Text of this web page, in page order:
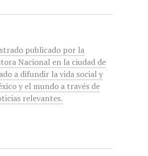
publicado por la
Nacional en la ciudad de
a difundir la vida social y
y el mundo a través de
relevantes.